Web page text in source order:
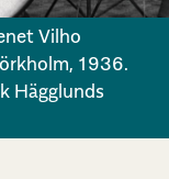
Vilho
1936.
Hägglunds